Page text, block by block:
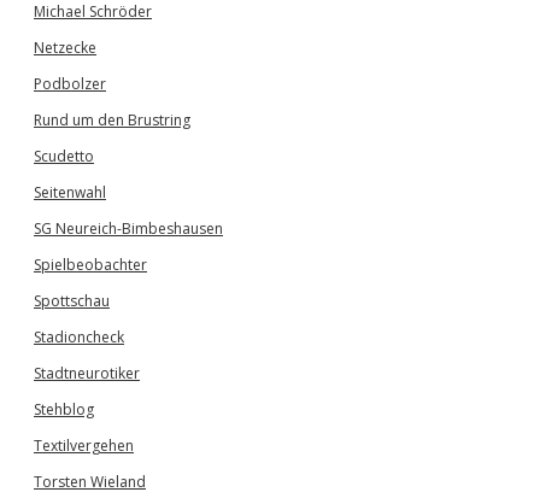
Michael Schröder
Netzecke
Podbolzer
Rund um den Brustring
Scudetto
Seitenwahl
SG Neureich-Bimbeshausen
Spielbeobachter
Spottschau
Stadioncheck
Stadtneurotiker
Stehblog
Textilvergehen
Torsten Wieland